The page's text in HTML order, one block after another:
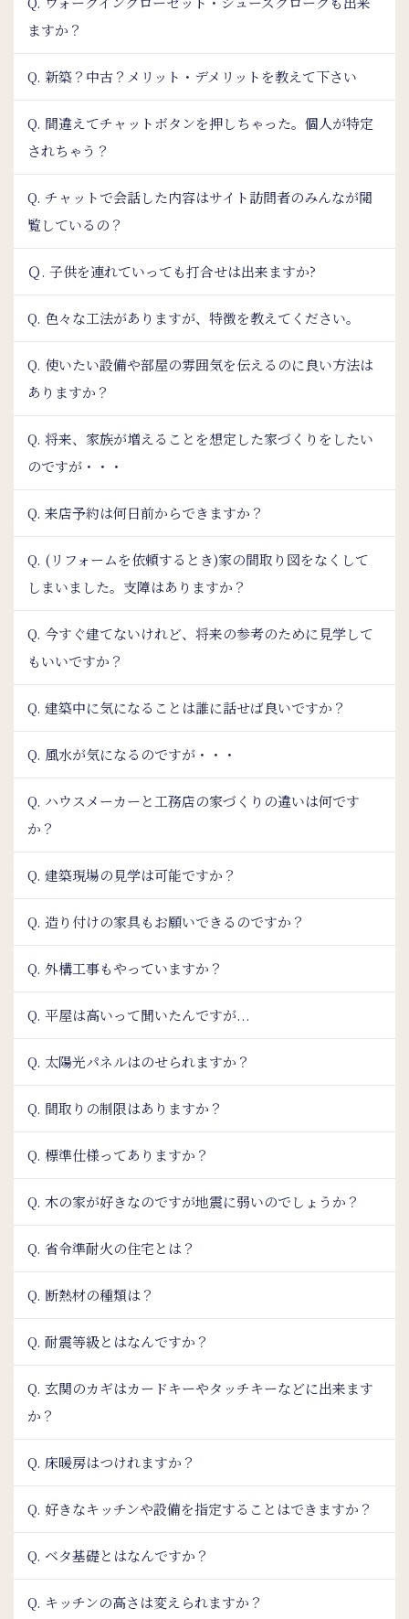
ますか？
Q. 新築？中古？メリット・デメリットを教えて下さい
Q. 間違えてチャットボタンを押しちゃった。個人が特定
されちゃう？
Q. チャットで会話した内容はサイト訪問者のみんなが閲
覧しているの？
Ｑ. 子供を連れていっても打合せは出来ますか?
Q. 色々な工法がありますが、特徴を教えてください。
Q. 使いたい設備や部屋の雰囲気を伝えるのに良い方法は
ありますか？
Q. 将来、家族が増えることを想定した家づくりをしたい
のですが・・・
Q. 来店予約は何日前からできますか？
Q. (リフォームを依頼するとき)家の間取り図をなくして
しまいました。支障はありますか？
Q. 今すぐ建てないけれど、将来の参考のために見学して
もいいですか？
Q. 建築中に気になることは誰に話せば良いですか？
Q. 風水が気になるのですが・・・
Q. ハウスメーカーと工務店の家づくりの違いは何です
か？
Q. 建築現場の見学は可能ですか？
Q. 造り付けの家具もお願いできるのですか？
Q. 外構工事もやっていますか？
Q. 平屋は高いって聞いたんですが...
Q. 太陽光パネルはのせられますか？
Q. 間取りの制限はありますか？
Q. 標準仕様ってありますか？
Q. 木の家が好きなのですが地震に弱いのでしょうか？
Q. 省令準耐火の住宅とは？
Q. 断熱材の種類は？
Q. 耐震等級とはなんですか？
Q. 玄関のカギはカードキーやタッチキーなどに出来ます
か？
Q. 床暖房はつけれますか？
Q. 好きなキッチンや設備を指定することはできますか？
Q. ベタ基礎とはなんですか？
Q. キッチンの高さは変えられますか？